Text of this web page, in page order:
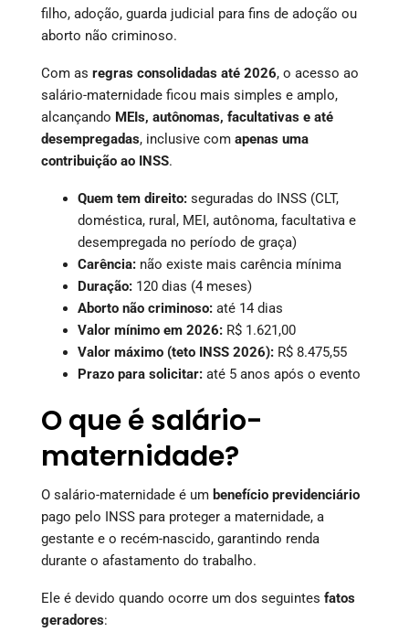
filho, adoção, guarda judicial para fins de adoção ou
aborto não criminoso.
Com as regras consolidadas até 2026, o acesso ao
salário-maternidade ficou mais simples e amplo,
alcançando MEIs, autônomas, facultativas e até
desempregadas, inclusive com apenas uma
contribuição ao INSS.
Quem tem direito: seguradas do INSS (CLT,
doméstica, rural, MEI, autônoma, facultativa e
desempregada no período de graça)
Carência: não existe mais carência mínima
Duração: 120 dias (4 meses)
Aborto não criminoso: até 14 dias
Valor mínimo em 2026: R$ 1.621,00
Valor máximo (teto INSS 2026): R$ 8.475,55
Prazo para solicitar: até 5 anos após o evento
O que é salário-
maternidade?
O salário-maternidade é um benefício previdenciário
pago pelo INSS para proteger a maternidade, a
gestante e o recém-nascido, garantindo renda
durante o afastamento do trabalho.
Ele é devido quando ocorre um dos seguintes fatos
geradores: